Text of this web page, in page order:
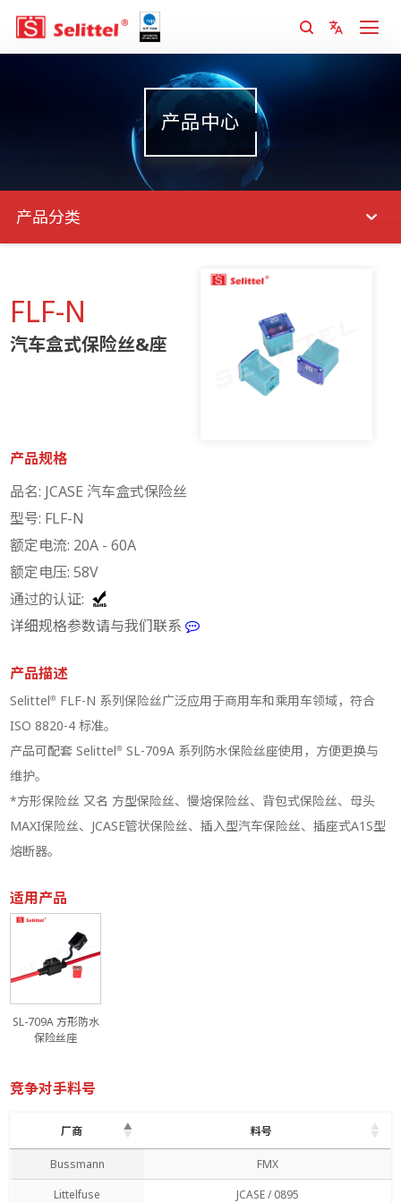
产品中心
产品分类
FLF-N
汽车盒式保险丝&座
产品规格
品名: JCASE 汽车盒式保险丝
型号: FLF-N
额定电流: 20A - 60A
额定电压: 58V
通过的认证:
详细规格参数请与我们联系
产品描述
Selittel® FLF-N 系列保险丝广泛应用于商用车和乘用车领域，符合
ISO 8820-4 标准。
产品可配套 Selittel® SL-709A 系列防水保险丝座使用，方便更换与
维护。
*方形保险丝 又名 方型保险丝、慢熔保险丝、背包式保险丝、母头
MAXI保险丝、JCASE管状保险丝、插入型汽车保险丝、插座式A1S型
熔断器。
适用产品
SL-709A 方形防水
保险丝座
竞争对手料号
厂商
料号
厂商
料号
Bussmann
FMX
Littelfuse
JCASE / 0895